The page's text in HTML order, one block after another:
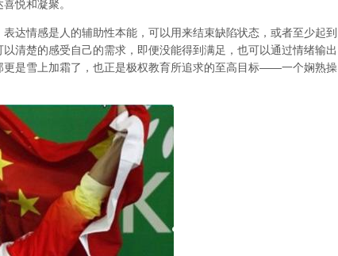
悦和凝聚。
表达情感是人的辅助性本能，可以用来结束缺陷状态，或者至少起到
清楚的感受自己的需求，即便没能得到满足，也可以通过情绪输出
是雪上加霜了，也正是极权教育所追求的至高目标——一个娴熟操